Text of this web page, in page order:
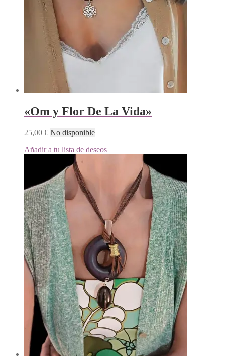
«Om y Flor De La Vida»
25,00 € No disponible
Añadir a tu lista de deseos